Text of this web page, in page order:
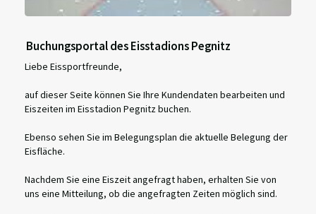
Buchungsportal des Eisstadions Pegnitz
Liebe Eissportfreunde,
auf dieser Seite können Sie Ihre Kundendaten bearbeiten und
Eiszeiten im Eisstadion Pegnitz buchen.
Ebenso sehen Sie im Belegungsplan die aktuelle Belegung der
Eisfläche.
Nachdem Sie eine Eiszeit angefragt haben, erhalten Sie von
uns eine Mitteilung, ob die angefragten Zeiten möglich sind.